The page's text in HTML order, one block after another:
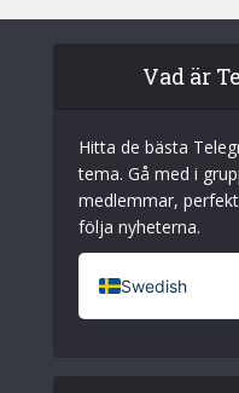
Vad är
Hitta de bästa
tema. Gå med i
medlemmar,
följa nyheterna.
Swedish
French